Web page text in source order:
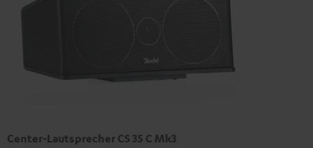
Center-Lautsprecher CS 35 C Mk3